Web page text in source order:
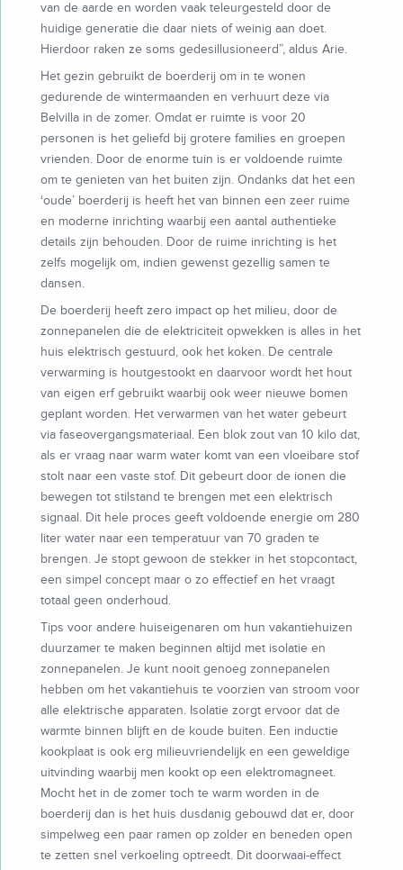
van de aarde en worden vaak teleurgesteld door de
huidige generatie die daar niets of weinig aan doet.
Hierdoor raken ze soms gedesillusioneerd”, aldus Arie.
Het gezin gebruikt de boerderij om in te wonen
gedurende de wintermaanden en verhuurt deze via
Belvilla in de zomer. Omdat er ruimte is voor 20
personen is het geliefd bij grotere families en groepen
vrienden. Door de enorme tuin is er voldoende ruimte
om te genieten van het buiten zijn. Ondanks dat het een
‘oude’ boerderij is heeft het van binnen een zeer ruime
en moderne inrichting waarbij een aantal authentieke
details zijn behouden. Door de ruime inrichting is het
zelfs mogelijk om, indien gewenst gezellig samen te
dansen.
De boerderij heeft zero impact op het milieu, door de
zonnepanelen die de elektriciteit opwekken is alles in het
huis elektrisch gestuurd, ook het koken. De centrale
verwarming is houtgestookt en daarvoor wordt het hout
van eigen erf gebruikt waarbij ook weer nieuwe bomen
geplant worden. Het verwarmen van het water gebeurt
via faseovergangsmateriaal. Een blok zout van 10 kilo dat,
als er vraag naar warm water komt van een vloeibare stof
stolt naar een vaste stof. Dit gebeurt door de ionen die
bewegen tot stilstand te brengen met een elektrisch
signaal. Dit hele proces geeft voldoende energie om 280
liter water naar een temperatuur van 70 graden te
brengen. Je stopt gewoon de stekker in het stopcontact,
een simpel concept maar o zo effectief en het vraagt
totaal geen onderhoud.
Tips voor andere huiseigenaren om hun vakantiehuizen
duurzamer te maken beginnen altijd met isolatie en
zonnepanelen. Je kunt nooit genoeg zonnepanelen
hebben om het vakantiehuis te voorzien van stroom voor
alle elektrische apparaten. Isolatie zorgt ervoor dat de
warmte binnen blijft en de koude buiten. Een inductie
kookplaat is ook erg milieuvriendelijk en een geweldige
uitvinding waarbij men kookt op een elektromagneet.
Mocht het in de zomer toch te warm worden in de
boerderij dan is het huis dusdanig gebouwd dat er, door
simpelweg een paar ramen op zolder en beneden open
te zetten snel verkoeling optreedt. Dit doorwaai-effect